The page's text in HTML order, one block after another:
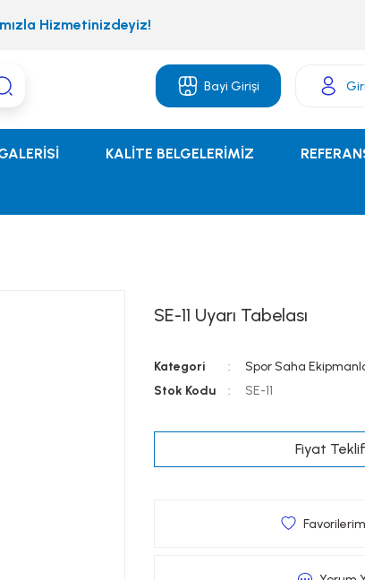
Hizmetinizdeyiz!
Bayi Girişi
KALİTE BELGELERİMİZ
SE-11 Uyarı Tabelası
Kategori
Spor Saha
Stok Kodu
SE-11
Fiyat